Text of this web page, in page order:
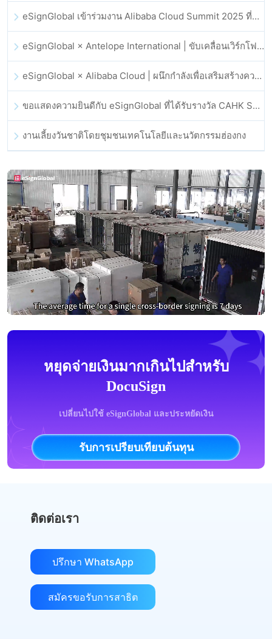
eSignGlobal เข้าร่วมงาน Alibaba Cloud Summit 2025 ที่ฮ่องกง เพื่อขับเคลื่อนนวัตกรรมคลาวด์ที่ขับเคลื่อนด้วย AI และความเชื่อมั่นทางดิจิทัล
eSignGlobal × Antelope International | ขับเคลื่อนเวิร์กโฟลดิจิทัลที่ปลอดภัยและขับเคลื่อนด้วย AI
eSignGlobal × Alibaba Cloud | ผนึกกำลังเพื่อเสริมสร้างความเชื่อมั่นดิจิทัลระดับโลกสำหรับฟินเทค
ขอแสดงความยินดีกับ eSignGlobal ที่ได้รับรางวัล CAHK STAR Award 2025
งานเลี้ยงวันชาติโดยชุมชนเทคโนโลยีและนวัตกรรมฮ่องกง
หยุดจ่ายเงินมากเกินไปสำหรับ
DocuSign
เปลี่ยนไปใช้ eSignGlobal และประหยัดเงิน
รับการเปรียบเทียบต้นทุน
ติดต่อเรา
ปรึกษา WhatsApp
สมัครขอรับการสาธิต